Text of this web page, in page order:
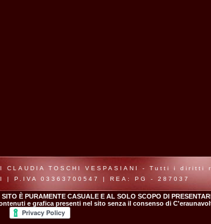
CLAUDIA TOSCHI VESPASIANI - Tutti i diritti
| P.IVA 03363700547 | REA: PG - 287037
È PURAMENTE CASUALE E AL SOLO SCOPO DI
e grafica presenti nel sito senza il consenso di